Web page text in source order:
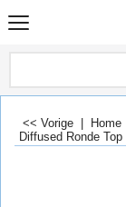
<< Vorige Home
Diffused Ronde Top